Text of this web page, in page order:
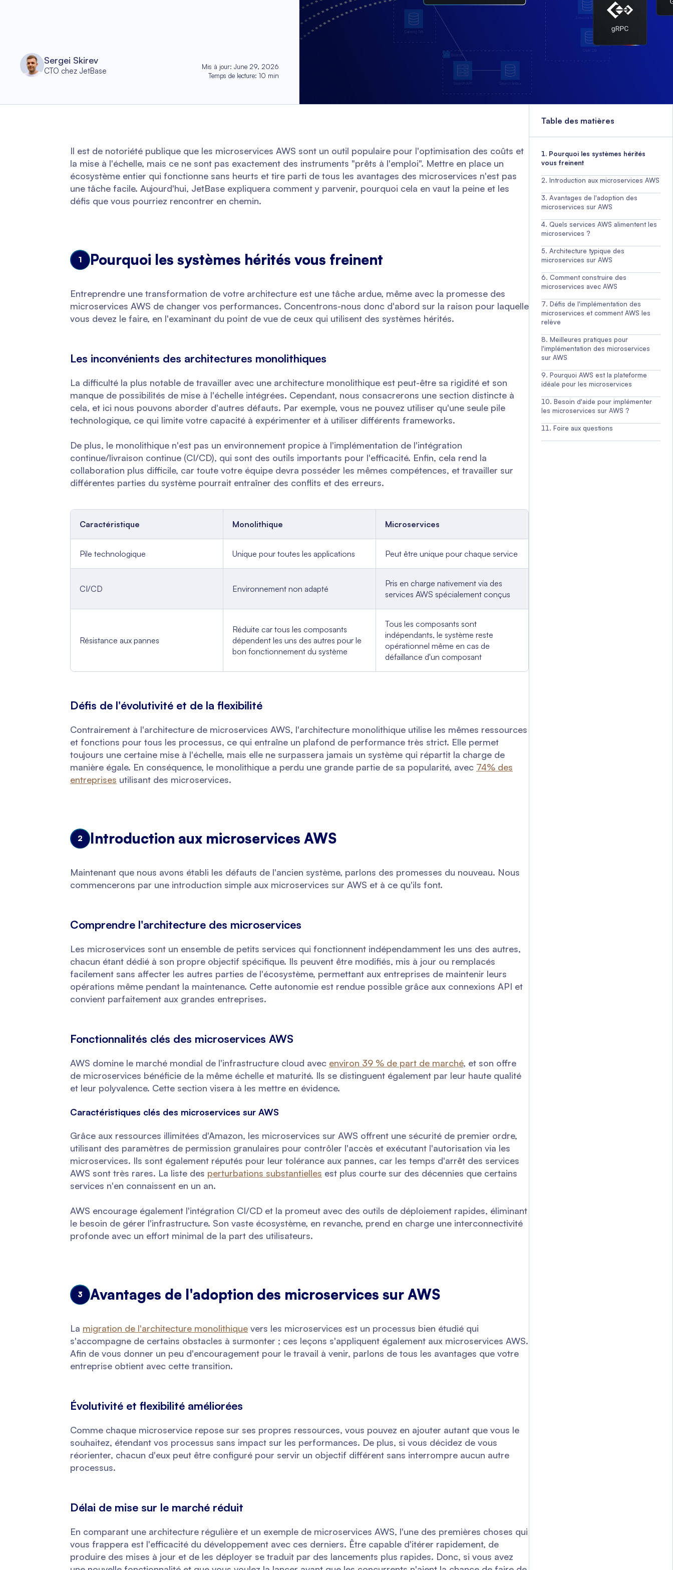
Sergei Skirev
CTO chez JetBase Mis à jour:June 29, 2026
Temps de lecture:10 min
Il est de notoriété publique que les microservices AWS sont un outil populaire pour l'optimisation des coûts et
la mise à l'échelle, mais ce ne sont pas exactement des instruments "prêts à l'emploi". Mettre en place un
écosystème entier qui fonctionne sans heurts et tire parti de tous les avantages des microservices n'est pas
une tâche facile. Aujourd'hui, JetBase expliquera comment y parvenir, pourquoi cela en vaut la peine et les
défis que vous pourriez rencontrer en chemin.
1 Pourquoi les systèmes hérités vous freinent
Entreprendre une transformation de votre architecture est une tâche ardue, même avec la promesse des
microservices AWS de changer vos performances. Concentrons-nous donc d'abord sur la raison pour laquelle
vous devez le faire, en l'examinant du point de vue de ceux qui utilisent des systèmes hérités.
Les inconvénients des architectures monolithiques
La difficulté la plus notable de travailler avec une architecture monolithique est peut-être sa rigidité et son
manque de possibilités de mise à l'échelle intégrées. Cependant, nous consacrerons une section distincte à
cela, et ici nous pouvons aborder d'autres défauts. Par exemple, vous ne pouvez utiliser qu'une seule pile
technologique, ce qui limite votre capacité à expérimenter et à utiliser différents frameworks.
De plus, le monolithique n'est pas un environnement propice à l'implémentation de l'intégration
continue/livraison continue (CI/CD), qui sont des outils importants pour l'efficacité. Enfin, cela rend la
collaboration plus difficile, car toute votre équipe devra posséder les mêmes compétences, et travailler sur
différentes parties du système pourrait entraîner des conflits et des erreurs.
Caractéristique Monolithique Microservices
Pile technologique Unique pour toutes les applications Peut être unique pour chaque service
CI/CD Environnement non adapté
Pris en charge nativement via des
services AWS spécialement conçus
Résistance aux pannes
Réduite car tous les composants
dépendent les uns des autres pour le
bon fonctionnement du système
Tous les composants sont
indépendants, le système reste
opérationnel même en cas de
défaillance d'un composant
Défis de l'évolutivité et de la flexibilité
Contrairement à l'architecture de microservices AWS, l'architecture monolithique utilise les mêmes ressources
et fonctions pour tous les processus, ce qui entraîne un plafond de performance très strict. Elle permet
toujours une certaine mise à l'échelle, mais elle ne surpassera jamais un système qui répartit la charge de
manière égale. En conséquence, le monolithique a perdu une grande partie de sa popularité, avec 74% des
entreprises utilisant des microservices.
2 Introduction aux microservices AWS
Maintenant que nous avons établi les défauts de l'ancien système, parlons des promesses du nouveau. Nous
commencerons par une introduction simple aux microservices sur AWS et à ce qu'ils font.
Comprendre l'architecture des microservices
Les microservices sont un ensemble de petits services qui fonctionnent indépendamment les uns des autres,
chacun étant dédié à son propre objectif spécifique. Ils peuvent être modifiés, mis à jour ou remplacés
facilement sans affecter les autres parties de l'écosystème, permettant aux entreprises de maintenir leurs
opérations même pendant la maintenance. Cette autonomie est rendue possible grâce aux connexions API et
convient parfaitement aux grandes entreprises.
Fonctionnalités clés des microservices AWS
AWS domine le marché mondial de l'infrastructure cloud avec environ 39 % de part de marché, et son offre
de microservices bénéficie de la même échelle et maturité. Ils se distinguent également par leur haute qualité
et leur polyvalence. Cette section visera à les mettre en évidence.
Caractéristiques clés des microservices sur AWS
Grâce aux ressources illimitées d'Amazon, les microservices sur AWS offrent une sécurité de premier ordre,
utilisant des paramètres de permission granulaires pour contrôler l'accès et exécutant l'autorisation via les
microservices. Ils sont également réputés pour leur tolérance aux pannes, car les temps d'arrêt des services
AWS sont très rares. La liste des perturbations substantielles est plus courte sur des décennies que certains
services n'en connaissent en un an.
AWS encourage également l'intégration CI/CD et la promeut avec des outils de déploiement rapides, éliminant
le besoin de gérer l'infrastructure. Son vaste écosystème, en revanche, prend en charge une interconnectivité
profonde avec un effort minimal de la part des utilisateurs.
3 Avantages de l'adoption des microservices sur AWS
La migration de l'architecture monolithique vers les microservices est un processus bien étudié qui
s'accompagne de certains obstacles à surmonter ; ces leçons s'appliquent également aux microservices AWS.
Afin de vous donner un peu d'encouragement pour le travail à venir, parlons de tous les avantages que votre
entreprise obtient avec cette transition.
Évolutivité et flexibilité améliorées
Comme chaque microservice repose sur ses propres ressources, vous pouvez en ajouter autant que vous le
souhaitez, étendant vos processus sans impact sur les performances. De plus, si vous décidez de vous
réorienter, chacun d'eux peut être configuré pour servir un objectif différent sans interrompre aucun autre
processus.
Délai de mise sur le marché réduit
En comparant une architecture régulière et un exemple de microservices AWS, l'une des premières choses qui
vous frappera est l'efficacité du développement avec ces derniers. Être capable d'itérer rapidement, de
produire des mises à jour et de les déployer se traduit par des lancements plus rapides. Donc, si vous avez
Table des matières
Pourquoi les systèmes hérités
vous freinent
Introduction aux microservices AWS
Avantages de l'adoption des
microservices sur AWS
Quels services AWS alimentent les
microservices ?
Architecture typique des
microservices sur AWS
Comment construire des
microservices avec AWS
Défis de l'implémentation des
microservices et comment AWS les
relève
Meilleures pratiques pour
l'implémentation des microservices
sur AWS
Pourquoi AWS est la plateforme
idéale pour les microservices
Besoin d'aide pour implémenter
les microservices sur AWS ?
Foire aux questions